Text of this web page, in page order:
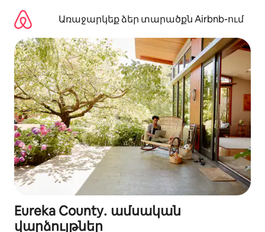
բովանդակությանըԱռաջարկեք ձեր տարածքն Airbnb-ում
Eureka County․ ամսական
վարձույթներ